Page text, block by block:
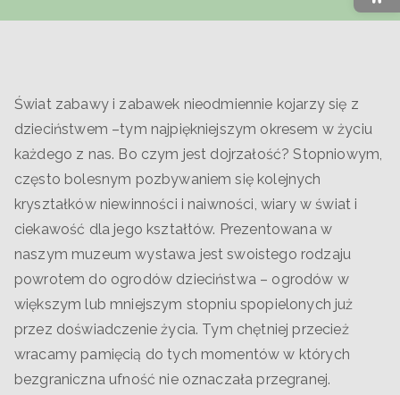
Świat zabawy i zabawek nieodmiennie kojarzy się z
dzieciństwem –tym najpiękniejszym okresem w życiu
każdego z nas. Bo czym jest dojrzałość? Stopniowym,
często bolesnym pozbywaniem się kolejnych
kryształków niewinności i naiwności, wiary w świat i
ciekawość dla jego kształtów. Prezentowana w
naszym muzeum wystawa jest swoistego rodzaju
powrotem do ogrodów dzieciństwa – ogrodów w
większym lub mniejszym stopniu spopielonych już
przez doświadczenie życia. Tym chętniej przecież
wracamy pamięcią do tych momentów w których
bezgraniczna ufność nie oznaczała przegranej.